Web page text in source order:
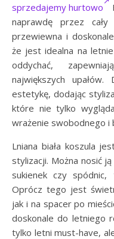
sprzedajemy hurtowo
naprawdę przez
przewiewna i
że jest idealna na
oddychać,
największych
estetykę, dodając
które nie tylko
wrażenie swobodnego i
Lniana biała koszula
stylizacji. Można nosić
sukienek czy
Oprócz tego jest
jak i na spacer po
doskonale do letniego
tylko letni must-have,